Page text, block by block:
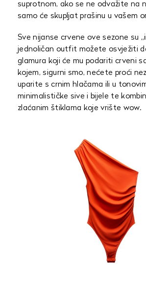
suprotnom, ako se ne odvažite na
samo će skupljat prašinu u vašem
Sve nijanse crvene ove sezone su
jednoličan outfit možete osvježiti
glamura koji će mu podariti crveni
kojem, sigurni smo, nećete proći
uparite s crnim hlačama ili u
minimalističke sive i bijele te
zlaćanim štiklama koje vrište wow.